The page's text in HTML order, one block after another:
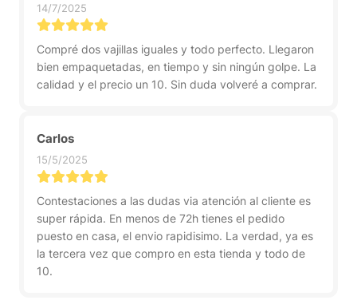
14/7/2025
Compré dos vajillas iguales y todo perfecto. Llegaron
bien empaquetadas, en tiempo y sin ningún golpe. La
calidad y el precio un 10. Sin duda volveré a comprar.
Carlos
15/5/2025
Contestaciones a las dudas via atención al cliente es
super rápida. En menos de 72h tienes el pedido
puesto en casa, el envio rapidisimo. La verdad, ya es
la tercera vez que compro en esta tienda y todo de
10.